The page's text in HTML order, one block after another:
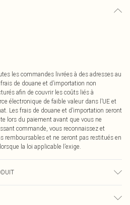
les commandes livrées à des adresses au
de douane et d’importation non
afin de couvrir les coûts liés à
électronique de faible valeur dans l’UE et
Les frais de douane et d’importation seront
lors du paiement avant que vous ne
commande, vous reconnaissez et
remboursables et ne seront pas restitués en
la loi applicable l’exige.